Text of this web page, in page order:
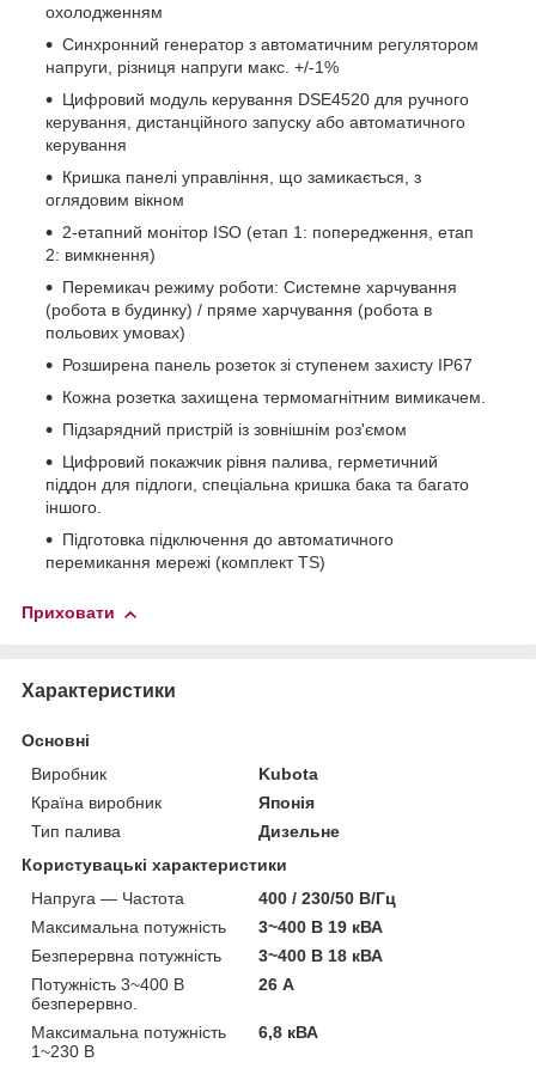
охолодженням
Синхронний генератор з автоматичним регулятором
напруги, різниця напруги макс. +/-1%
Цифровий модуль керування DSE4520 для ручного
керування, дистанційного запуску або автоматичного
керування
Кришка панелі управління, що замикається, з
оглядовим вікном
2-етапний монітор ISO (етап 1: попередження, етап
2: вимкнення)
Перемикач режиму роботи: Системне харчування
(робота в будинку) / пряме харчування (робота в
польових умовах)
Розширена панель розеток зі ступенем захисту IP67
Кожна розетка захищена термомагнітним вимикачем.
Підзарядний пристрій із зовнішнім роз'ємом
Цифровий покажчик рівня палива, герметичний
піддон для підлоги, спеціальна кришка бака та багато
іншого.
Підготовка підключення до автоматичного
перемикання мережі (комплект TS)
Приховати
Характеристики
Основні
Виробник
Kubota
Країна виробник
Японія
Тип палива
Дизельне
Користувацькі характеристики
Напруга — Частота
400 / 230/50 В/Гц
Максимальна потужність
3~400 В 19 кВА
Безперервна потужність
3~400 В 18 кВА
Потужність 3~400 В
безперервно.
26 А
Максимальна потужність
1~230 В
6,8 кВА